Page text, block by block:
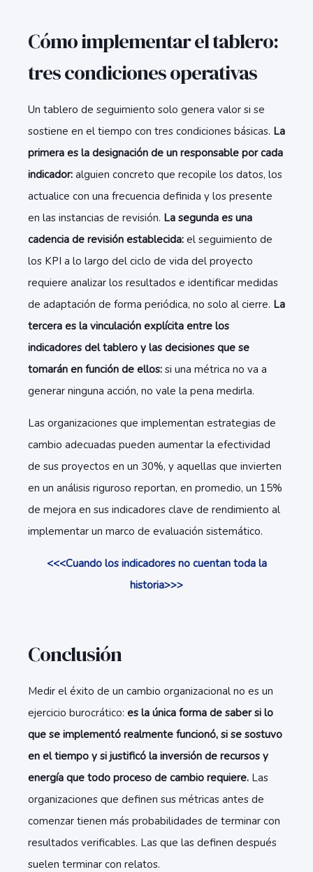
Cómo implementar el tablero:
tres condiciones operativas
Un tablero de seguimiento solo genera valor si se
sostiene en el tiempo con tres condiciones básicas. La
primera es la designación de un responsable por cada
indicador: alguien concreto que recopile los datos, los
actualice con una frecuencia definida y los presente
en las instancias de revisión. La segunda es una
cadencia de revisión establecida: el seguimiento de
los KPI a lo largo del ciclo de vida del proyecto
requiere analizar los resultados e identificar medidas
de adaptación de forma periódica, no solo al cierre. La
tercera es la vinculación explícita entre los
indicadores del tablero y las decisiones que se
tomarán en función de ellos: si una métrica no va a
generar ninguna acción, no vale la pena medirla.
Las organizaciones que implementan estrategias de
cambio adecuadas pueden aumentar la efectividad
de sus proyectos en un 30%, y aquellas que invierten
en un análisis riguroso reportan, en promedio, un 15%
de mejora en sus indicadores clave de rendimiento al
implementar un marco de evaluación sistemático.
<<<Cuando los indicadores no cuentan toda la
historia>>>
Conclusión
Medir el éxito de un cambio organizacional no es un
ejercicio burocrático: es la única forma de saber si lo
que se implementó realmente funcionó, si se sostuvo
en el tiempo y si justificó la inversión de recursos y
energía que todo proceso de cambio requiere. Las
organizaciones que definen sus métricas antes de
comenzar tienen más probabilidades de terminar con
resultados verificables. Las que las definen después
suelen terminar con relatos.